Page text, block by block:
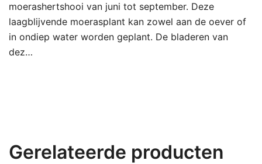
moerashertshooi van juni tot september. Deze
laagblijvende moerasplant kan zowel aan de oever of
in ondiep water worden geplant. De bladeren van
dez…
Gerelateerde producten